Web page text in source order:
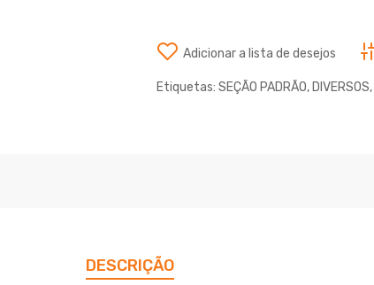
Adicionar a lista de desejos
Etiquetas: SEÇÃO PADRÃO, DIVERSOS,
DESCRIÇÃO